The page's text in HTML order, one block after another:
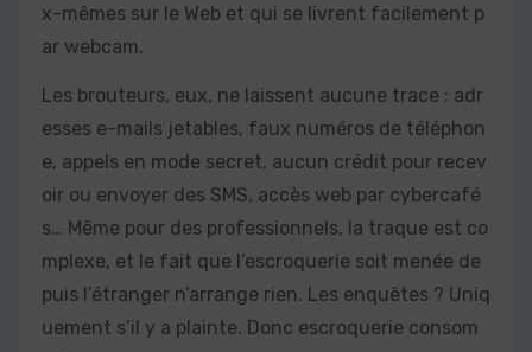
x-mêmes sur le Web et qui se livrent facilement p
ar webcam.
Les brouteurs, eux, ne laissent aucune trace : adr
esses e-mails jetables, faux numéros de téléphon
e, appels en mode secret, aucun crédit pour recev
oir ou envoyer des SMS, accès web par cybercafé
s… Même pour des professionnels, la traque est co
mplexe, et le fait que l’escroquerie soit menée de
puis l’étranger n’arrange rien. Les enquêtes ? Uniq
uement s’il y a plainte. Donc escroquerie consom